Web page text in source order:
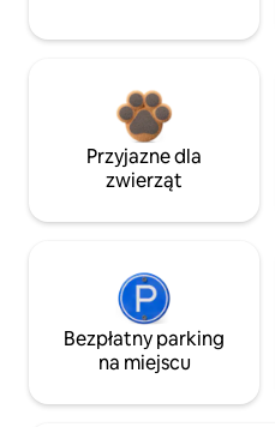
Przyjazne dla
zwierząt
Bezpłatny parking
na miejscu